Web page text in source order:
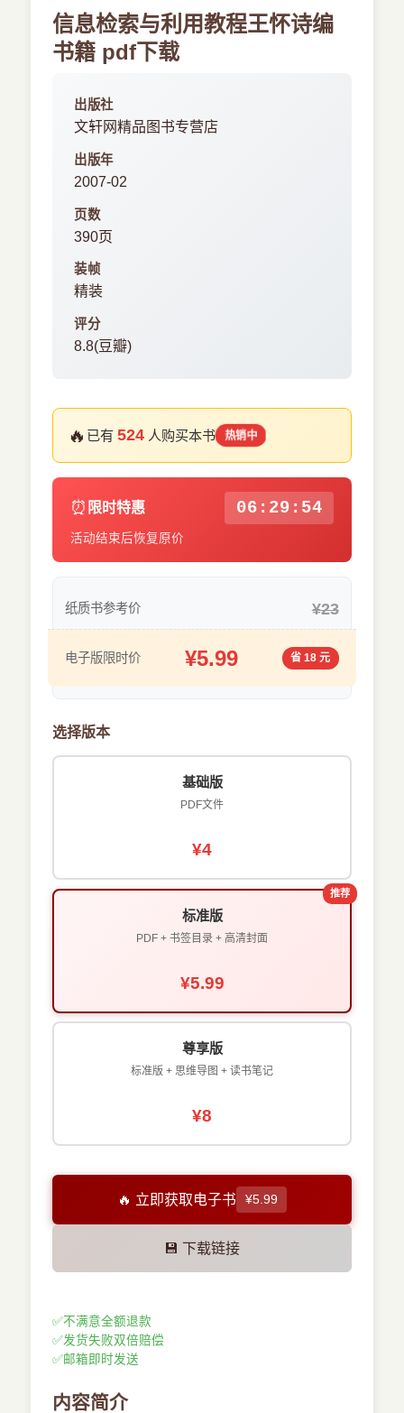
信息检索与利用教程王怀诗编
书籍 pdf下载
出版社
文轩网精品图书专营店
出版年
2007-02
页数
390页
装帧
精装
评分
8.8(豆瓣)
🔥 已有524 人购买本书 热销中
⏰ 限时特惠 06:29:53
活动结束后恢复原价
纸质书参考价 ¥23
电子版限时价 ¥5.99 省 18 元
选择版本
基础版
PDF文件
¥4
推荐
标准版
PDF + 书签目录 + 高清封面
¥5.99
尊享版
标准版 + 思维导图 + 读书笔记
¥8
🔥 立即获取电子书 ¥5.99
💾 下载链接
✅不满意全额退款
✅发货失败双倍赔偿
✅邮箱即时发送
内容简介